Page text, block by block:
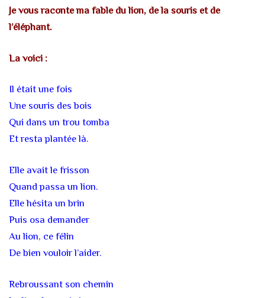
Je vous raconte ma fable du lion, de la souris et de
l’éléphant.
La voici :
Il était une fois
Une souris des bois
Qui dans un trou tomba
Et resta plantée là.
Elle avait le frisson
Quand passa un lion.
Elle hésita un brin
Puis osa demander
Au lion, ce félin
De bien vouloir l’aider.
Rebroussant son chemin